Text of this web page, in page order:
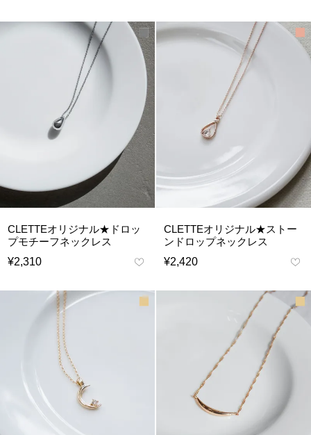
CLETTEオリジナル★ドロッ
プモチーフネックレス
¥2,310
CLETTEオリジナル★ストー
ンドロップネックレス
¥2,420